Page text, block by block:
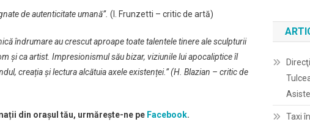
de autenticitate umană”. (I. Frunzetti – critic de artă)
îndrumare au crescut aproape toate talentele tinere ale sculpturii
și ca artist. Impresionismul său bizar, viziunile lui apocaliptice îl
creația și lectura alcătuia axele existenței.” (H. Blazian – critic de
din orașul tău, urmărește-ne pe Facebook. Taxi